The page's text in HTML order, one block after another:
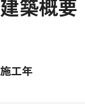
建築概要
施工年